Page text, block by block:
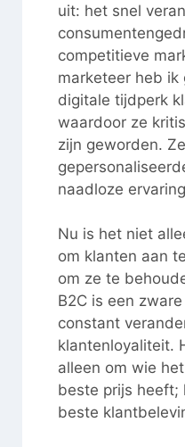
uit: het snel
competitieve
marketeer heb ik
digitale tijdperk
waardoor ze
zijn geworden.
naadloze
Nu is het niet
om klanten aan
om ze te
B2C is een
constant
klantenloyaliteit.
alleen om wie
beste prijs heeft;
beste